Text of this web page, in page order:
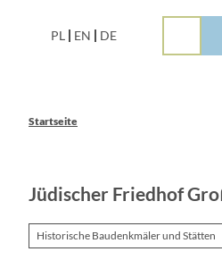
PL EN DE
Startseite
Jüdischer Friedhof
Historische Baudenkmäler und Stätten